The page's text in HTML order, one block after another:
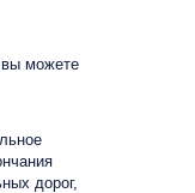
вы можете
дорог,